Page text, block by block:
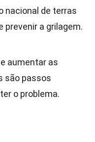
nacional de terras
prevenir a grilagem.
aumentar as
são passos
o problema.